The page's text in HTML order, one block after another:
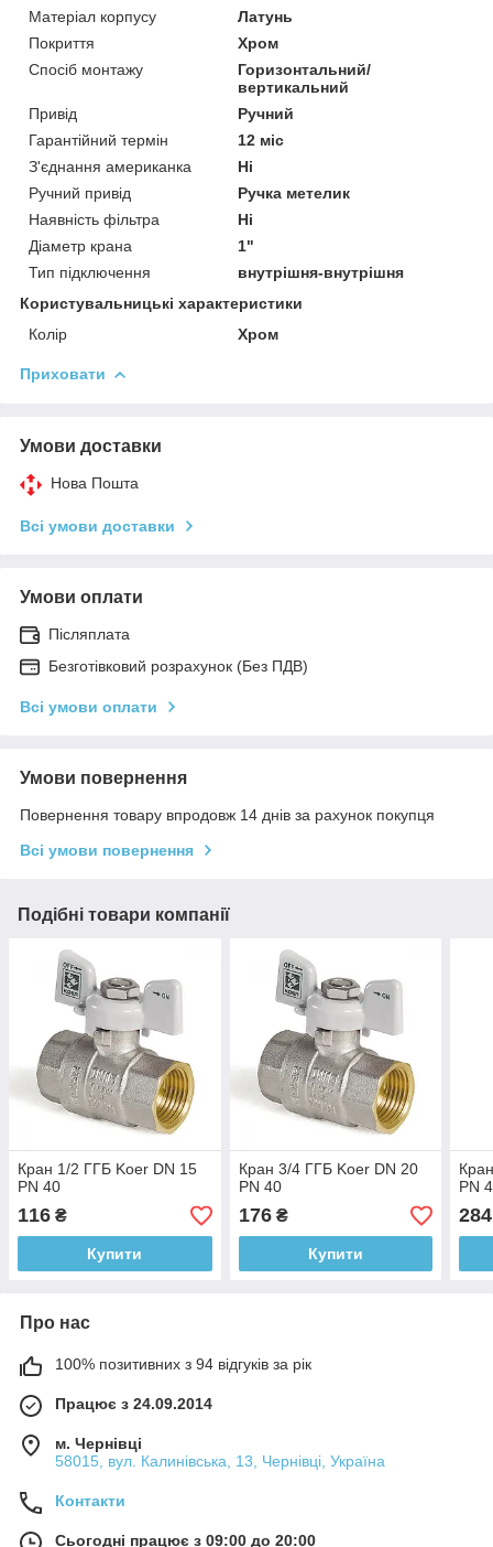
Матеріал корпусу
Латунь
Покриття
Хром
Спосіб монтажу
Горизонтальний/
вертикальний
Привід
Ручний
Гарантійний термін
12 міс
З'єднання американка
Ні
Ручний привід
Ручка метелик
Наявність фільтра
Ні
Діаметр крана
1"
Тип підключення
внутрішня-внутрішня
Користувальницькі характеристики
Колір
Хром
Приховати
Умови доставки
Нова Пошта
Всі умови доставки
Умови оплати
Післяплата
Безготівковий розрахунок (Без ПДВ)
Всі умови оплати
Умови повернення
Повернення товару впродовж 14 днів за рахунок покупця
Всі умови повернення
Подібні товари компанії
Кран 1/2 ГГБ Koer DN 15
PN 40
116 ₴
Купити
Кран 3/4 ГГБ Koer DN 20
PN 40
176₴
Купити
PN
284
Про нас
100% позитивних з 94 відгуків за рік
Працює з 24.09.2014
м. Чернівці
58015, вул. Калинівська, 13, Чернівці, Україна
Контакти
Сьогодні працює з 09:00 до 20:00